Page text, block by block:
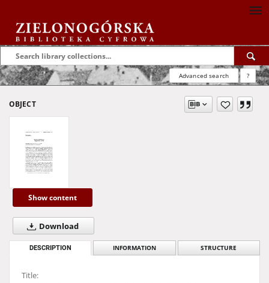
Advanced search ?
OBJECT
Show content
Download
DESCRIPTION INFORMATION STRUCTURE
Title: